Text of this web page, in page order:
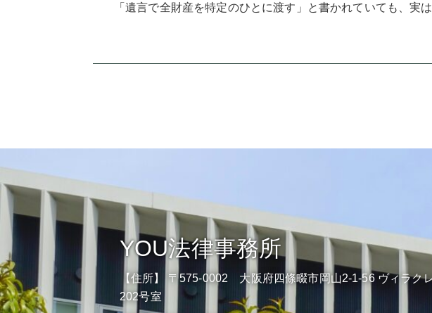
「遺言で全財産を特定のひとに渡す」と書かれていても、実
YOU法律事務所
【住所】 〒575-0002 大阪府四條畷市岡山2-1-56 ヴィラク
202号室